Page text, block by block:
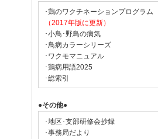
･鶏のワクチネーションプログラム
（2017年版に更新）
･小鳥･野鳥の病気
･鳥病カラーシリーズ
･ワクモマニュアル
･鶏病用語2025
･総索引
●その他●
･地区･支部研修会抄録
･事務局だより